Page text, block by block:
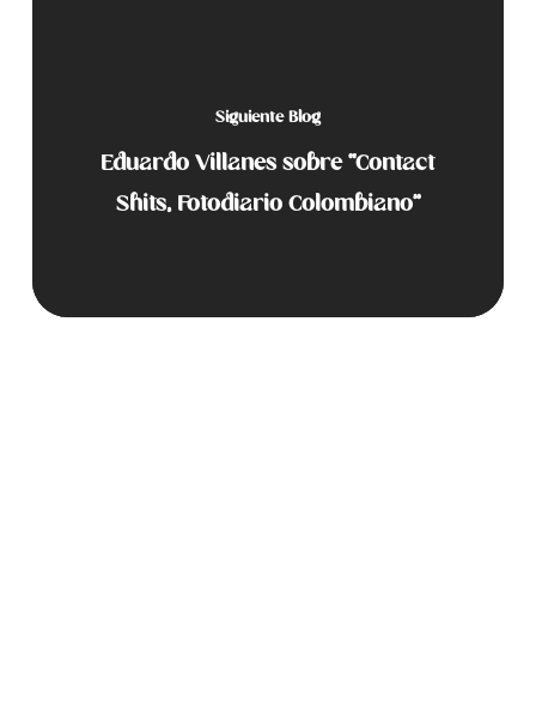
Siguiente Blog
Eduardo Villanes sobre “Contact
Shits, Fotodiario Colombiano”